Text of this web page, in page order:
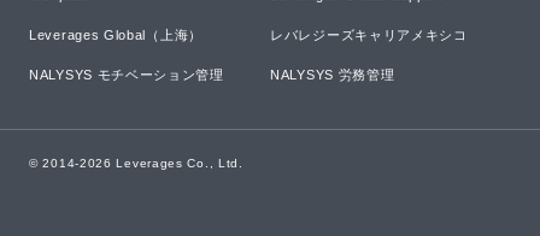
Leverages Global（上海） レバレジーズキャリアメキシコ
NALYSYS モチベーション管理 NALYSYS 労務管理
© 2014-2026 Leverages Co., Ltd.